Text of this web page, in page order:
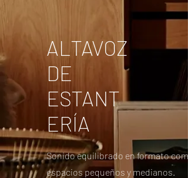
ALTAVOZ
DE
ESTANT
ERÍA
Sonido equilibrado en formato
espacios pequeños y medianos.